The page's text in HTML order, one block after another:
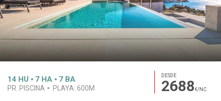
14 HU 7 HA 7 BA
PR. PISCINA PLAYA: 600M
DESDE
2688€/NC